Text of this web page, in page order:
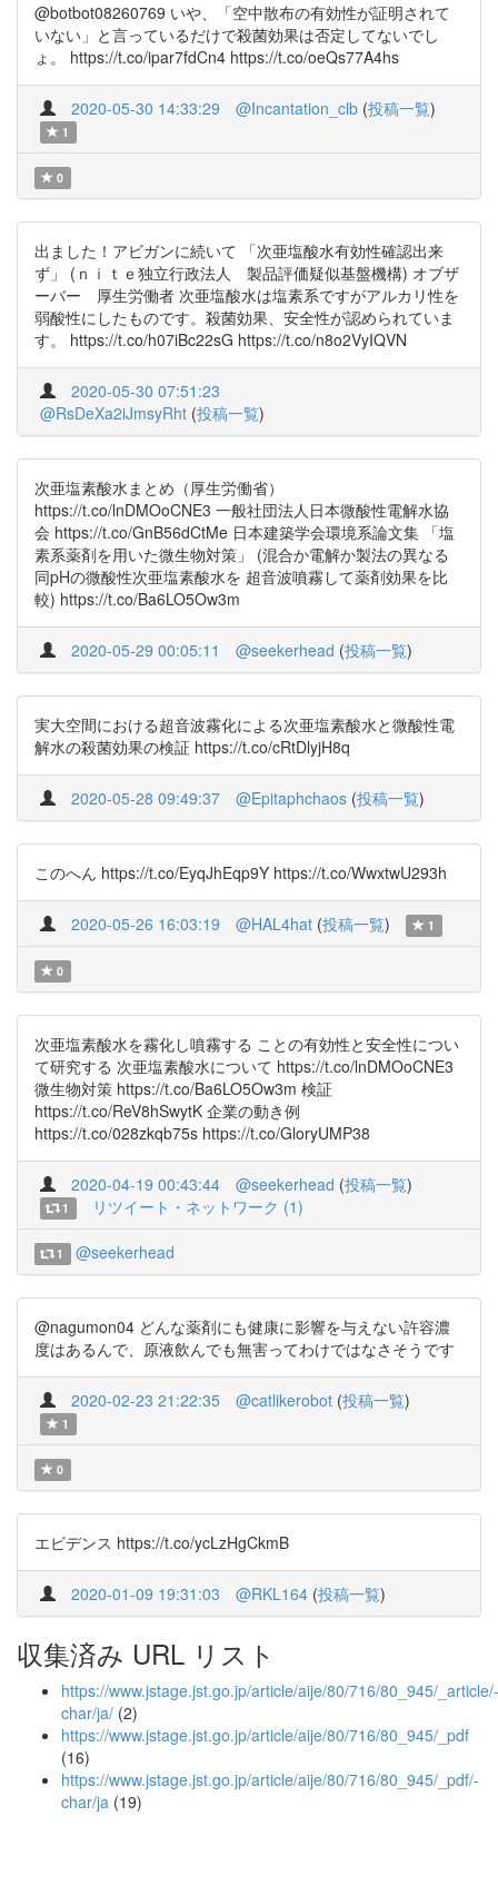
@botbot08260769 いや、「空中散布の有効性が証明されて
いない」と言っているだけで殺菌効果は否定してないでし
ょ。 https://t.co/ipar7fdCn4 https://t.co/oeQs77A4hs
2020-05-30 14:33:29 @Incantation_clb (投稿一覧)
1
0
出ました！アビガンに続いて 「次亜塩酸水有効性確認出来
ず」 (ｎｉｔｅ独立行政法人 製品評価疑似基盤機構) オブザ
ーバー 厚生労働者 次亜塩酸水は塩素系ですがアルカリ性を
弱酸性にしたものです。殺菌効果、安全性が認められていま
す。 https://t.co/h07iBc22sG https://t.co/n8o2VyIQVN
2020-05-30 07:51:23
@RsDeXa2iJmsyRht (投稿一覧)
次亜塩素酸水まとめ（厚生労働省）
https://t.co/lnDMOoCNE3 一般社団法人日本微酸性電解水協
会 https://t.co/GnB56dCtMe 日本建築学会環境系論文集 「塩
素系薬剤を用いた微生物対策」 (混合か電解か製法の異なる
同pHの微酸性次亜塩素酸水を 超音波噴霧して薬剤効果を比
較) https://t.co/Ba6LO5Ow3m
2020-05-29 00:05:11 @seekerhead (投稿一覧)
実大空間における超音波霧化による次亜塩素酸水と微酸性電
解水の殺菌効果の検証 https://t.co/cRtDlyjH8q
2020-05-28 09:49:37 @Epitaphchaos (投稿一覧)
このへん https://t.co/EyqJhEqp9Y https://t.co/WwxtwU293h
2020-05-26 16:03:19 @HAL4hat (投稿一覧) 1
0
次亜塩素酸水を霧化し噴霧する ことの有効性と安全性につい
て研究する 次亜塩素酸水について https://t.co/lnDMOoCNE3
微生物対策 https://t.co/Ba6LO5Ow3m 検証
https://t.co/ReV8hSwytK 企業の動き例
https://t.co/028zkqb75s https://t.co/GloryUMP38
2020-04-19 00:43:44 @seekerhead (投稿一覧)
1 リツイート・ネットワーク (1)
1 @seekerhead
@nagumon04 どんな薬剤にも健康に影響を与えない許容濃
度はあるんで、原液飲んでも無害ってわけではなさそうです
2020-02-23 21:22:35 @catlikerobot (投稿一覧)
1
0
エビデンス https://t.co/ycLzHgCkmB
2020-01-09 19:31:03 @RKL164 (投稿一覧)
収集済み URL リスト
https://www.jstage.jst.go.jp/article/aije/80/716/80_945/_article/-
char/ja/ (2)
https://www.jstage.jst.go.jp/article/aije/80/716/80_945/_pdf
(16)
https://www.jstage.jst.go.jp/article/aije/80/716/80_945/_pdf/-
char/ja (19)